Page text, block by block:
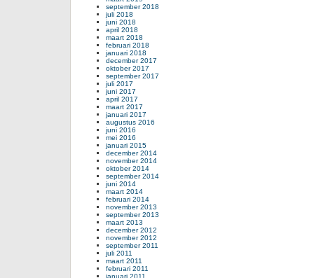
september 2018
juli 2018
juni 2018
april 2018
maart 2018
februari 2018
januari 2018
december 2017
oktober 2017
september 2017
juli 2017
juni 2017
april 2017
maart 2017
januari 2017
augustus 2016
juni 2016
mei 2016
januari 2015
december 2014
november 2014
oktober 2014
september 2014
juni 2014
maart 2014
februari 2014
november 2013
september 2013
maart 2013
december 2012
november 2012
september 2011
juli 2011
maart 2011
februari 2011
januari 2011